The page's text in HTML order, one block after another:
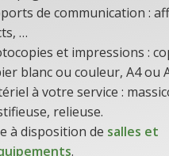
de communication :
…
et impressions :
blanc ou couleur, A4 ou
à votre service :
relieuse.
à disposition de salles et
.